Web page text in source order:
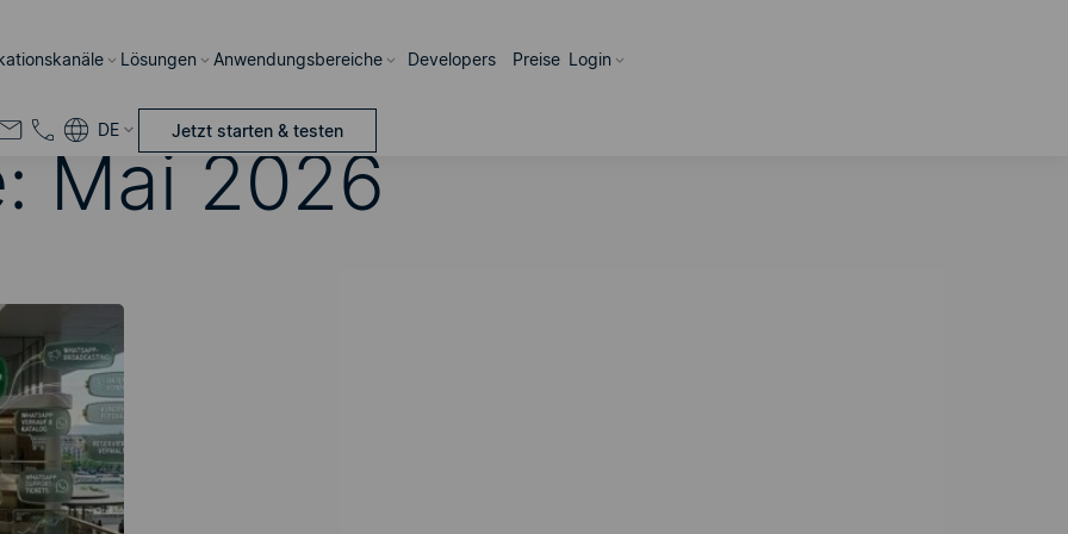
Lösungen Anwendungsbereiche Developers Preise Login
DE Jetzt starten & testen
Mai 2026